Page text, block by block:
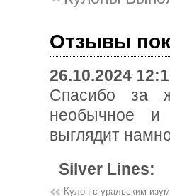
Отзывы
26.10.2024
Спасибо за
необычное
выглядит
Silver Lines:
Кулон с уральским